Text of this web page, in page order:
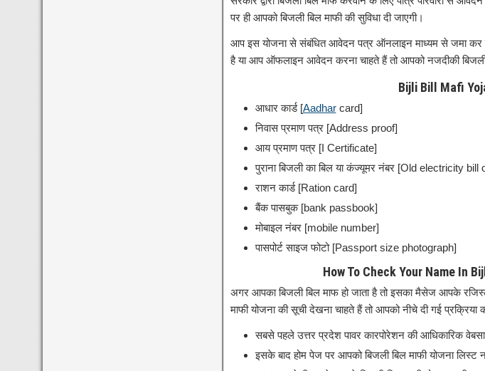
पर ही आपको बिजली बिल माफी की सुविधा दी जाएगी।
आप इस योजना से संबंधित आवेदन पत्र ऑनलाइन माध्यम से जमा
है या आप ऑफलाइन आवेदन करना चाहते हैं तो आपको नजदीकी
Bijli Bill Mafi
आधार कार्ड [Aadharcard]
निवास प्रमाण पत्र [Address proof]
आय प्रमाण पत्र [I Certificate]
पुराना बिजली का बिल या कंज्यूमर नंबर [Old electricity
राशन कार्ड [Ration card]
बैंक पासबुक [bank passbook]
मोबाइल नंबर [mobile number]
पासपोर्ट साइज फोटो [Passport size photograph]
How To Check Your Name In
अगर आपका बिजली बिल माफ हो जाता है तो इसका मैसेज आपके
माफी योजना की सूची देखना चाहते हैं तो आपको नीचे दी गई प्रक्रिया
सबसे पहले उत्तर प्रदेश पावर कारपोरेशन की आधिकारिक
इसके बाद होम पेज पर आपको बिजली बिल माफी योजना